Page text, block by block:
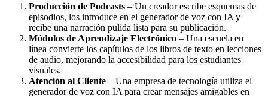
Producción de Podcasts – Un creador escribe esquemas de
episodios, los introduce en el generador de voz con IA y
recibe una narración pulida lista para su publicación.
Módulos de Aprendizaje Electrónico – Una escuela en
línea convierte los capítulos de los libros de texto en lecciones
de audio, mejorando la accesibilidad para los estudiantes
visuales.
Atención al Cliente – Una empresa de tecnología utiliza el
generador de voz con IA para crear mensajes amigables en